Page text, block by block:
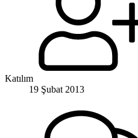
Katılım
19 Şubat 2013